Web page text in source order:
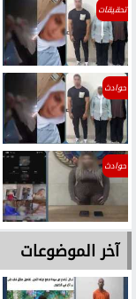
تحقيقات
حوادث
حوادث
آخر الموضوعات